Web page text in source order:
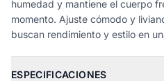
humedad y mantiene el cuerpo
momento. Ajuste cómodo y
buscan rendimiento y estilo en
ESPECIFICACIONES